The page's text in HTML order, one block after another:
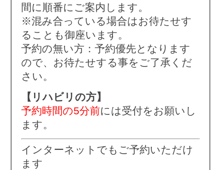
間に順番にご案内します。
※混み合っている場合はお待たせす
ることも御座います。
予約の無い方：予約優先となります
ので、お待たせする事をご了承くだ
さい。
【リハビリの方】
予約時間の5分前には受付をお願いし
ます。
インターネットでもご予約いただけ
ます